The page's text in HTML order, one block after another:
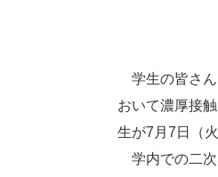
学生の皆さん
おいて濃厚接
生が7月7日（
学内での二次